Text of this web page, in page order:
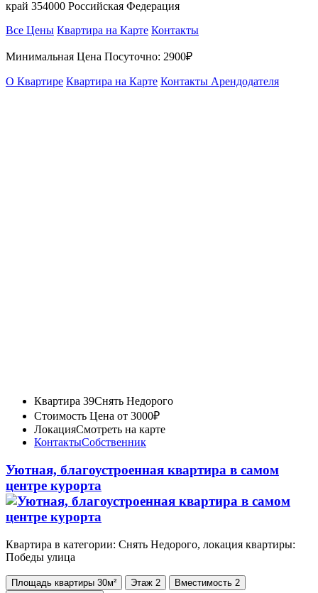
край 354000 Российская Федерация
Все Цены Квартира на Карте Контакты
Минимальная Цена Посуточно: 2900₽
О Квартире Квартира на Карте Контакты Арендодателя
Квартира 39Снять Недорого
Стоимость Цена от 3000₽
ЛокацияСмотреть на карте
КонтактыСобственник
Уютная, благоустроенная квартира в самом
центре курорта
Квартира в категории: Снять Недорого, локация квартиры:
Победы улица
Площадь квартиры 30м² Этаж 2 Вместимость 2